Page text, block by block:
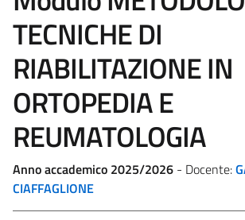
TECNICHE DI
RIABILITAZIONE IN
ORTOPEDIA E
REUMATOLOGIA
Anno accademico 2025/2026 - Docente:
CIAFFAGLIONE